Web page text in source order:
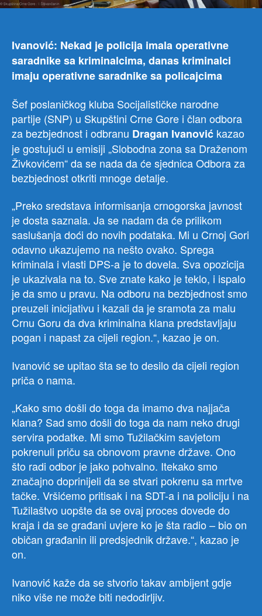
Ivanović: Nekad je policija imala operativne
saradnike sa kriminalcima, danas kriminalci
imaju operativne saradnike sa policajcima
Šef poslaničkog kluba Socijalističke narodne
partije (SNP) u Skupštini Crne Gore i član odbora
za bezbjednost i odbranu Dragan Ivanović kazao
je gostujući u emisiji „Slobodna zona sa Draženom
Živkovićem“ da se nada da će sjednica Odbora za
bezbjednost otkriti mnoge detalje.
„Preko sredstava informisanja crnogorska javnost
je dosta saznala. Ja se nadam da će prilikom
saslušanja doći do novih podataka. Mi u Crnoj Gori
odavno ukazujemo na nešto ovako. Sprega
kriminala i vlasti DPS-a je to dovela. Sva opozicija
je ukazivala na to. Sve znate kako je teklo, i ispalo
je da smo u pravu. Na odboru na bezbjednost smo
preuzeli inicijativu i kazali da je sramota za malu
Crnu Goru da dva kriminalna klana predstavljaju
pogan i napast za cijeli region.“, kazao je on.
Ivanović se upitao šta se to desilo da cijeli region
priča o nama.
„Kako smo došli do toga da imamo dva najjača
klana? Sad smo došli do toga da nam neko drugi
servira podatke. Mi smo Tužilačkim savjetom
pokrenuli priču sa obnovom pravne države. Ono
što radi odbor je jako pohvalno. Itekako smo
značajno doprinijeli da se stvari pokrenu sa mrtve
tačke. Vršićemo pritisak i na SDT-a i na policiju i na
Tužilaštvo uopšte da se ovaj proces dovede do
kraja i da se građani uvjere ko je šta radio – bio on
običan građanin ili predsjednik države.“, kazao je
on.
Ivanović kaže da se stvorio takav ambijent gdje
niko više ne može biti nedodirljiv.